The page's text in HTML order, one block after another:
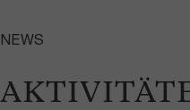
NEWS